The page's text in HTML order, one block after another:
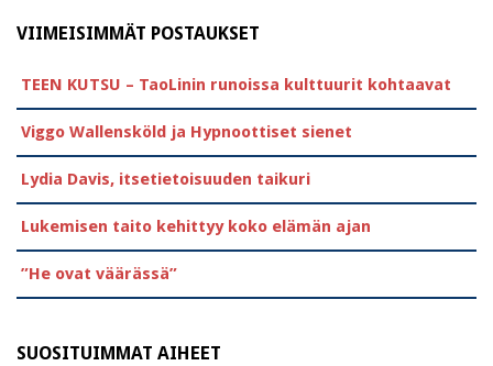
VIIMEISIMMÄT POSTAUKSET
TEEN KUTSU – TaoLinin runoissa kulttuurit kohtaavat
Viggo Wallensköld ja Hypnoottiset sienet
Lydia Davis, itsetietoisuuden taikuri
Lukemisen taito kehittyy koko elämän ajan
”He ovat väärässä”
SUOSITUIMMAT AIHEET